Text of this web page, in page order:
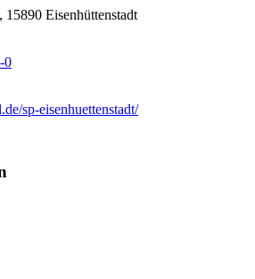
15890 Eisenhüttenstadt
0
sp-eisenhuettenstadt/